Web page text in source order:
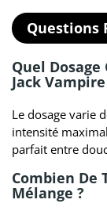
Questions
Quel
Jack
Le dosage varie
intensité
parfait entre
Combien De
Mélange ?